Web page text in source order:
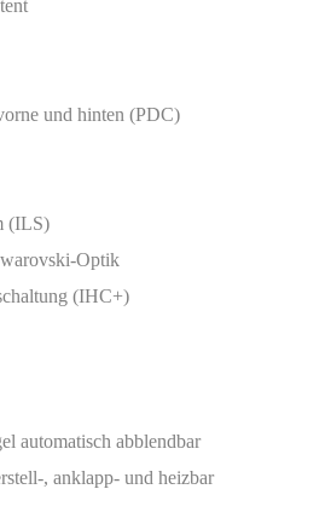
und hinten (PDC)
(ILS)
Optik
(IHC+)
automatisch abblendbar
, anklapp- und heizbar